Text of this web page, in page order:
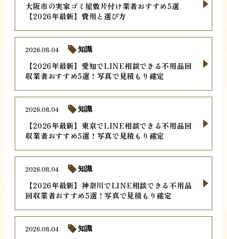
大阪市の実家ゴミ屋敷片付け業者おすすめ5選
【2026年最新】費用と選び方
【2026年最新】愛知でLINE相談できる不用品回
収業者おすすめ5選！写真で見積もり確定
2026.08.04 知識
【2026年最新】東京でLINE相談できる不用品回
収業者おすすめ5選！写真で見積もり確定
2026.08.04 知識
【2026年最新】神奈川でLINE相談できる不用品
回収業者おすすめ5選！写真で見積もり確定
2026.08.04 知識
2026.08.04 知識